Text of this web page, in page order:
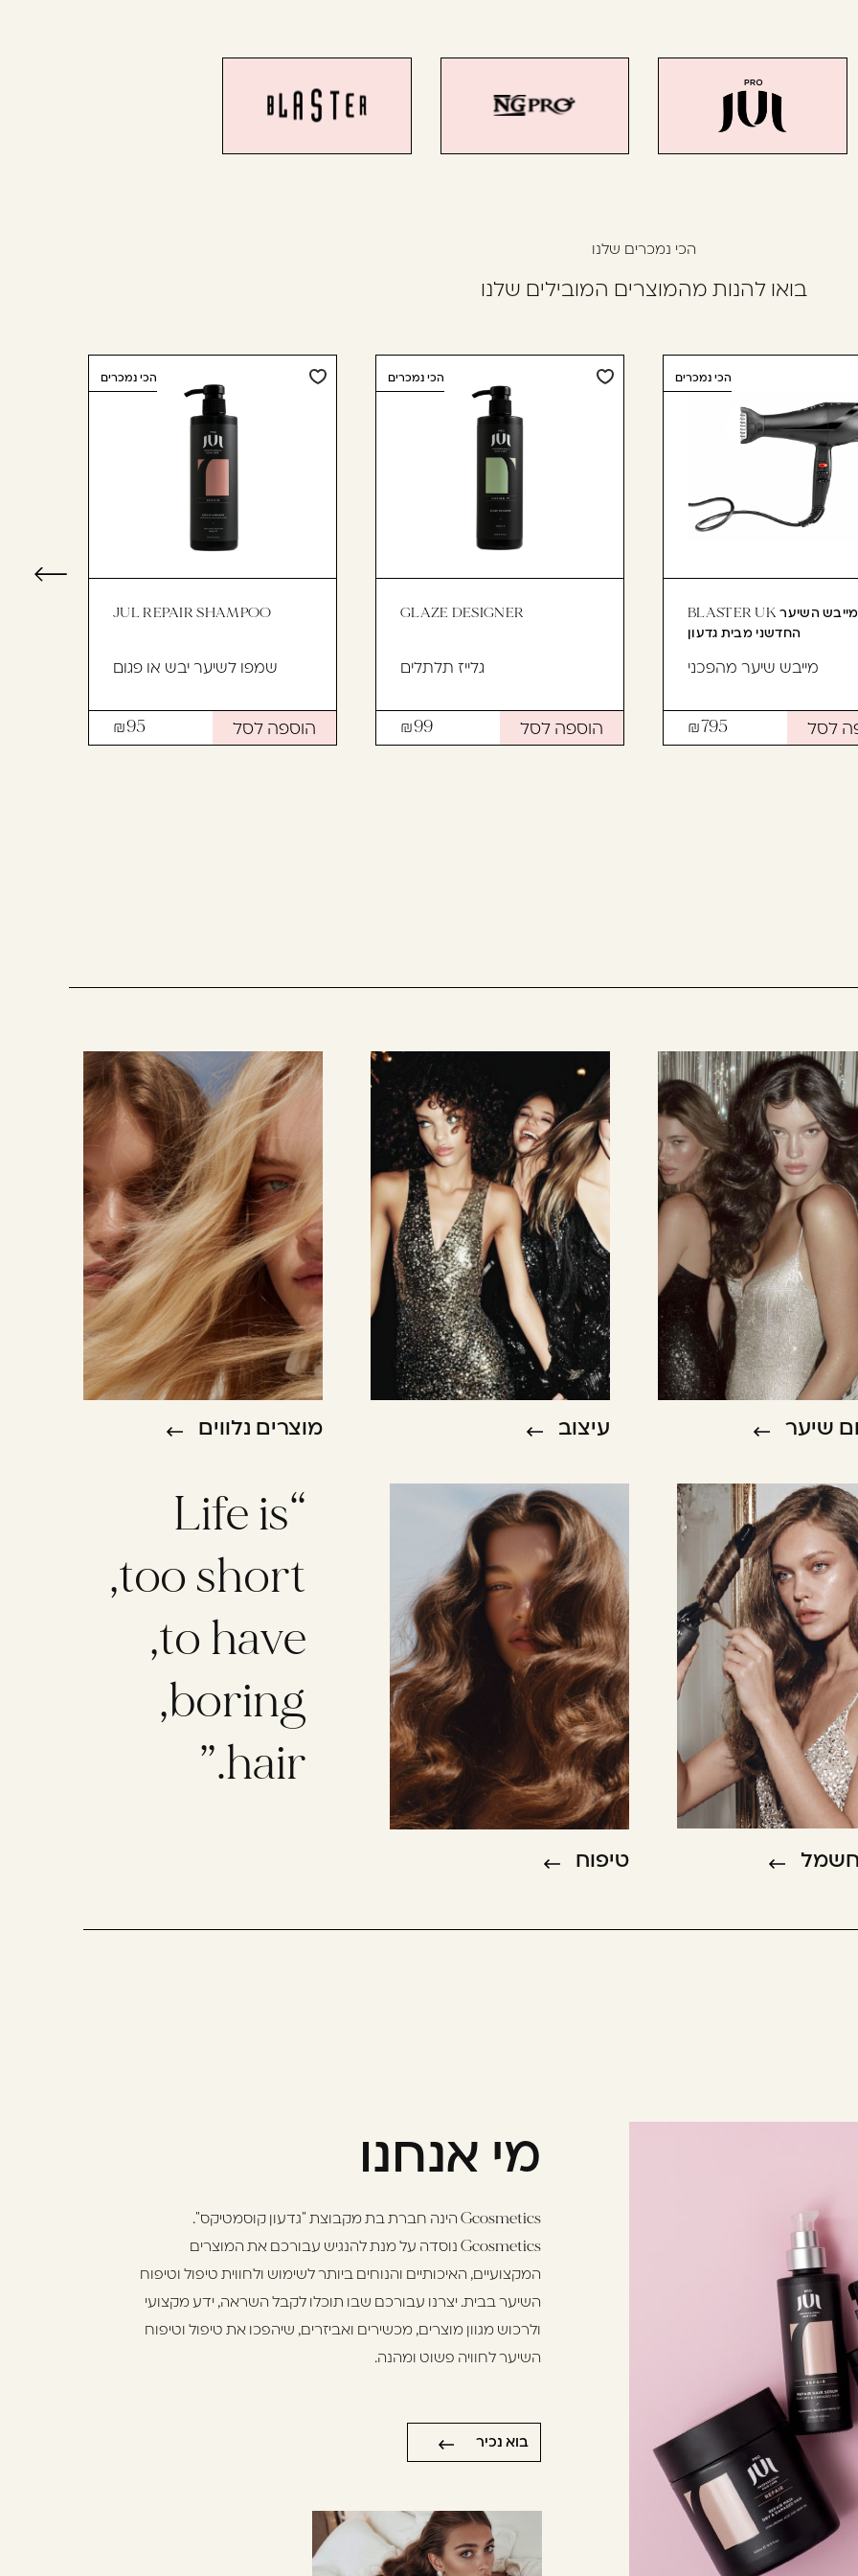
הכי נמכרים שלנו
בואו להנות מהמוצרים המובילים שלנו
הכי נמכרים
JUL REPAIR SHAMPOO
שמפו לשיער יבש או פגום
95 הוספה לסל
הכי נמכרים
GLAZE DESIGNER
גלייז תלתלים
99 הוספה לסל
הכי נמכרים
BLASTER UK מייבש השיער
החדשני מבית גדעון
מייבש שיער מהפכני
795 לסל
שיער עיצוב מוצרים נלווים
“Life is
,too short
,to have
,boring
hair.”
חשמל טיפוח
מי אנחנו
Gcosmetics הינה חברת בת מקבוצת "גדעון קוסמטיקס".
Gcosmetics נוסדה על מנת להנגיש עבורכם את המוצרים
המקצועיים, האיכותיים והנוחים ביותר לשימוש ולחווית טיפול וטיפוח
השיער בבית. יצרנו עבורכם שבו תוכלו לקבל השראה, ידע מקצועי
ולרכוש מגוון מוצרים, מכשירים ואביזרים, שיהפכו את טיפול וטיפוח
השיער לחוויה פשוט ומהנה.
בוא נכיר